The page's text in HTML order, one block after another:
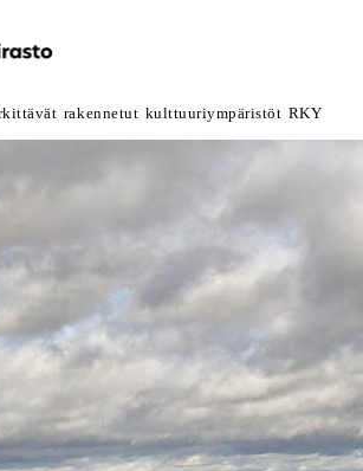
rakennetut kulttuuriympäristöt RKY